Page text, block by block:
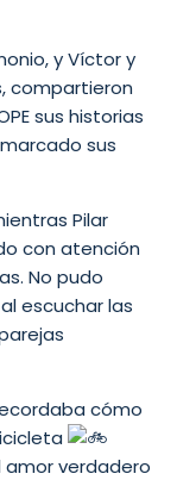
y Víctor y
compartieron
sus historias
sus
Pilar
con atención
No pudo
escuchar las
cómo
amor verdadero